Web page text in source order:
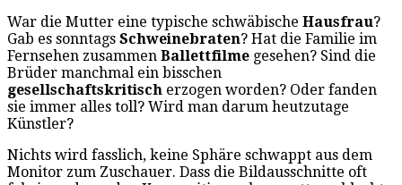
War die Mutter eine typische schwäbische Hausfrau?
Gab es sonntags Schweinebraten? Hat die Familie im
Fernsehen zusammen Ballettfilme gesehen? Sind die
Brüder manchmal ein bisschen
gesellschaftskritisch erzogen worden? Oder fanden
sie immer alles toll? Wird man darum heutzutage
Künstler?
Nichts wird fasslich, keine Sphäre schwappt aus dem
Monitor zum Zuschauer. Dass die Bildausschnitte oft